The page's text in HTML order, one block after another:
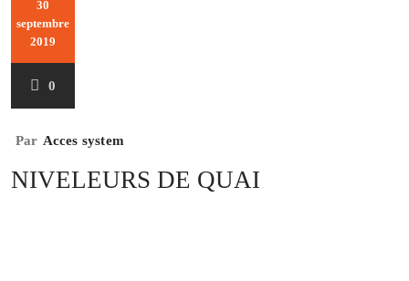
30
septembre
2019
0
Par Acces system
NIVELEURS DE QUAI